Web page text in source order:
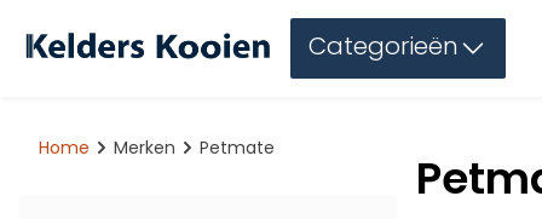
Categorieën
Home Merken Petmate